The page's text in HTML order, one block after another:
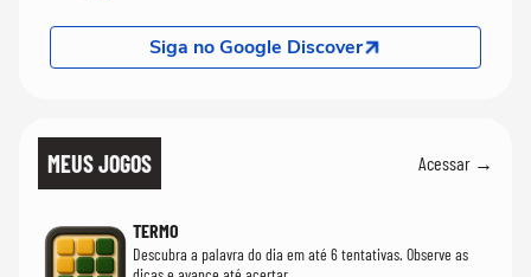
Siga no Google Discover
MEUS JOGOS Acessar →
TERMO
Descubra a palavra do dia em até 6 tentativas. Observe as